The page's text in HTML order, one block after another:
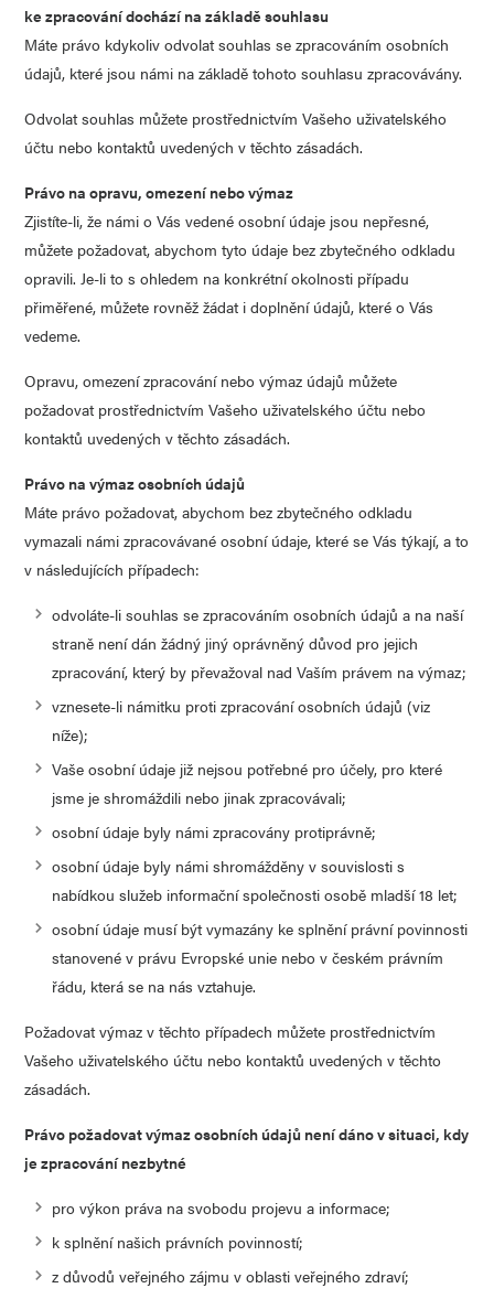
ke zpracování dochází na základě souhlasu
Máte právo kdykoliv odvolat souhlas se zpracováním osobních
údajů, které jsou námi na základě tohoto souhlasu zpracovávány.
Odvolat souhlas můžete prostřednictvím Vašeho uživatelského
účtu nebo kontaktů uvedených v těchto zásadách.
Právo na opravu, omezení nebo výmaz
Zjistíte-li, že námi o Vás vedené osobní údaje jsou nepřesné,
můžete požadovat, abychom tyto údaje bez zbytečného odkladu
opravili. Je-li to s ohledem na konkrétní okolnosti případu
přiměřené, můžete rovněž žádat i doplnění údajů, které o Vás
vedeme.
Opravu, omezení zpracování nebo výmaz údajů můžete
požadovat prostřednictvím Vašeho uživatelského účtu nebo
kontaktů uvedených v těchto zásadách.
Právo na výmaz osobních údajů
Máte právo požadovat, abychom bez zbytečného odkladu
vymazali námi zpracovávané osobní údaje, které se Vás týkají, a to
v následujících případech:
odvoláte-li souhlas se zpracováním osobních údajů a na naší
straně není dán žádný jiný oprávněný důvod pro jejich
zpracování, který by převažoval nad Vaším právem na výmaz;
vznesete-li námitku proti zpracování osobních údajů (viz
níže);
Vaše osobní údaje již nejsou potřebné pro účely, pro které
jsme je shromáždili nebo jinak zpracovávali;
osobní údaje byly námi zpracovány protiprávně;
osobní údaje byly námi shromážděny v souvislosti s
nabídkou služeb informační společnosti osobě mladší 18 let;
osobní údaje musí být vymazány ke splnění právní povinnosti
stanovené v právu Evropské unie nebo v českém právním
řádu, která se na nás vztahuje.
Požadovat výmaz v těchto případech můžete prostřednictvím
Vašeho uživatelského účtu nebo kontaktů uvedených v těchto
zásadách.
Právo požadovat výmaz osobních údajů není dáno v situaci, kdy
je zpracování nezbytné
pro výkon práva na svobodu projevu a informace;
k splnění našich právních povinností;
z důvodů veřejného zájmu v oblasti veřejného zdraví;